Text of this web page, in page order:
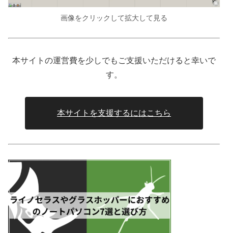
画像をクリックして拡大して見る
本サイトの運営費を少しでもご支援いただけると幸いで
す。
本サイトを支援するにはこちら